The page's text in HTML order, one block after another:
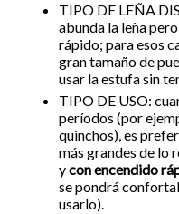
TIPO DE LEÑA
abunda la leña
rápido; para esos
gran tamaño de
usar la estufa sin
TIPO DE USO:
períodos (por
quinchos), es
más grandes de lo
ycon encendido
se pondrá
usarlo).